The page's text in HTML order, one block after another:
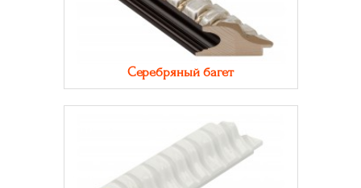
Серебряный багет